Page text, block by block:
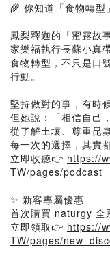
🌾 你知道「食物轉型
鳳梨釋迦的「蜜露故
家樂福執行長蘇小
食物轉型，不只是口
行動。
堅持做對的事，有時
但她說：「相信自己
從了解土壤、尊重昆
每一次的選擇，其實
立即收聽👉 https://
TW/pages/podcast
✨ 新客專屬優惠
首次購買 naturgy 全
立即領取👉 https://
TW/pages/